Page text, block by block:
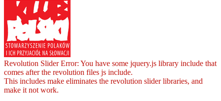
Revolution Slider Error: You have some jquery.js library include that
comes after the revolution files js include.
This includes make eliminates the revolution slider libraries, and
make it not work.